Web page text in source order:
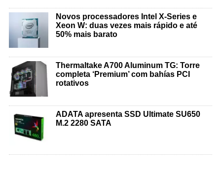
Novos processadores Intel X-Series e
Xeon W: duas vezes mais rápido e até
50% mais barato
Thermaltake A700 Aluminum TG: Torre
completa ‘Premium’ com bahías PCI
rotativos
ADATA apresenta SSD Ultimate SU650
M.2 2280 SATA